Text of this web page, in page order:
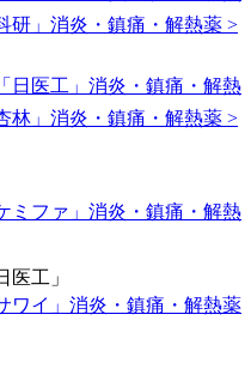
医工」 消炎・鎮痛・解熱
工」
」 消炎・鎮痛・解熱薬 >
」 消炎・鎮痛・解熱薬 >
ファ」 消炎・鎮痛・解熱
イ」 消炎・鎮痛・解熱薬